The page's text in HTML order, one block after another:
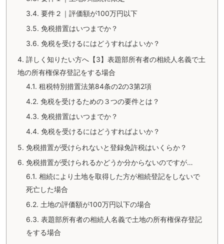
3.4. 要件２｜評価額が100万円以下
3.5. 免税措置はいつまでか？
3.6. 免税を受けるにはどうすればよいか？
4. 詳しく知りたい方へ【3】表題部所有者の相続人名義で土
地の所有権保存登記をする場合
4.1. 租税特別措置法第84条の2の3第2項
4.2. 免税を受けるための３つの要件とは？
4.3. 免税措置はいつまでか？
4.4. 免税を受けるにはどうすればよいか？
5. 免税措置が受けられないと登録免許税はいくらか？
6. 免税措置が受けられるかどうか分からないのですが…
6.1. 相続により土地を取得した方が相続登記をしないで
死亡した場合
6.2. 土地の評価額が100万円以下の場合
6.3. 表題部所有者の相続人名義で土地の所有権保存登記
をする場合